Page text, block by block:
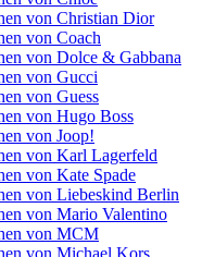
von Christian Dior
von Coach
von Dolce & Gabbana
von Gucci
von Guess
von Hugo Boss
von Joop!
von Karl Lagerfeld
von Kate Spade
von Liebeskind Berlin
von Mario Valentino
von MCM
von Michael Kors